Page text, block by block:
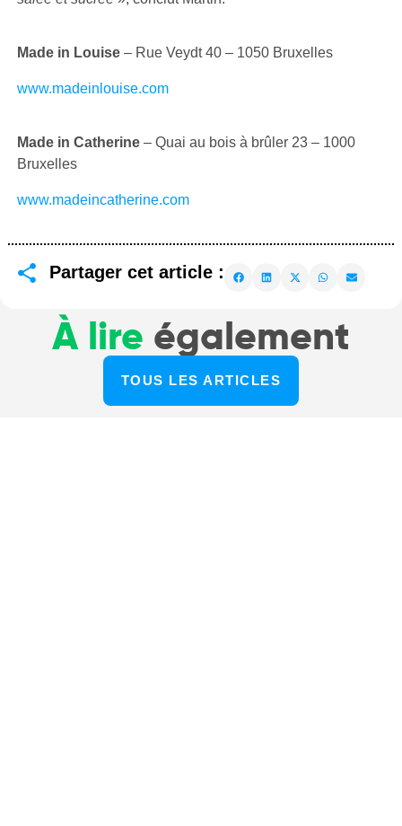
Made in Louise– Rue Veydt 40 – 1050 Bruxelles
www.madeinlouise.com
Made in Catherine– Quai au bois à brûler 23 – 1000
Bruxelles
www.madeincatherine.com
Partager cet article :
À lire également
TOUS LES ARTICLES